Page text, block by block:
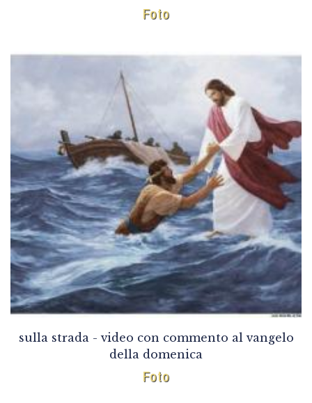
Foto
sulla strada - video con commento al vangelo
della domenica
Foto